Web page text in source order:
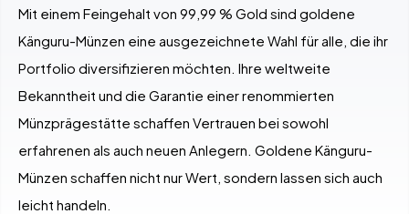
Mit einem Feingehalt von 99,99 % Gold sind goldene
Känguru-Münzen eine ausgezeichnete Wahl für alle, die ihr
Portfolio diversifizieren möchten. Ihre weltweite
Bekanntheit und die Garantie einer renommierten
Münzprägestätte schaffen Vertrauen bei sowohl
erfahrenen als auch neuen Anlegern. Goldene Känguru-
Münzen schaffen nicht nur Wert, sondern lassen sich auch
leicht handeln.